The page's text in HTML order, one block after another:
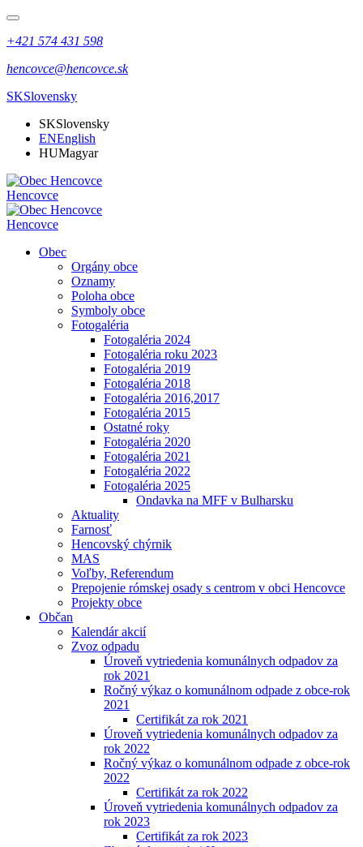
+421 574 431 598
hencovce@hencovce.sk
SKSlovensky
SKSlovensky
ENEnglish
HUMagyar
Hencovce
Hencovce
Obec
Orgány obce
Oznamy
Poloha obce
Symboly obce
Fotogaléria
Fotogaléria 2024
Fotogaléria roku 2023
Fotogaléria 2019
Fotogaléria 2018
Fotogaléria 2016,2017
Fotogaléria 2015
Ostatné roky
Fotogaléria 2020
Fotogaléria 2021
Fotogaléria 2022
Fotogaléria 2025
Ondavka na MFF v Bulharsku
Aktuality
Farnosť
Hencovský chýrnik
MAS
Voľby, Referendum
Prepojenie rómskej osady s centrom v obci Hencovce
Projekty obce
Občan
Kalendár akcií
Zvoz odpadu
Úroveň vytriedenia komunálnych odpadov za
rok 2021
Ročný výkaz o komunálnom odpade z obce-rok
2021
Certifikát za rok 2021
Úroveň vytriedenia komunálnych odpadov za
rok 2022
Ročný výkaz o komunálnom odpade z obce-rok
2022
Certifikát za rok 2022
Úroveň vytriedenia komunálnych odpadov za
rok 2023
Certifikát za rok 2023